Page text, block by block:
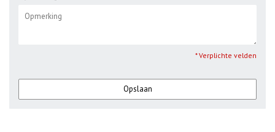
* Verplichte velden
Opslaan